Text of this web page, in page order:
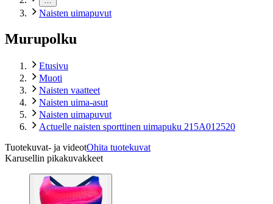
Naisten uimapuvut
Murupolku
Etusivu
Muoti
Naisten vaatteet
Naisten uima-asut
Naisten uimapuvut
Actuelle naisten sporttinen uimapuku 215A012520
Tuotekuvat- ja videotOhita tuotekuvat
Karusellin pikakuvakkeet